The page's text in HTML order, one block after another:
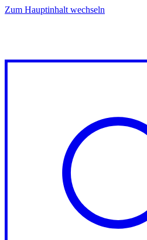
Zum Hauptinhalt wechseln